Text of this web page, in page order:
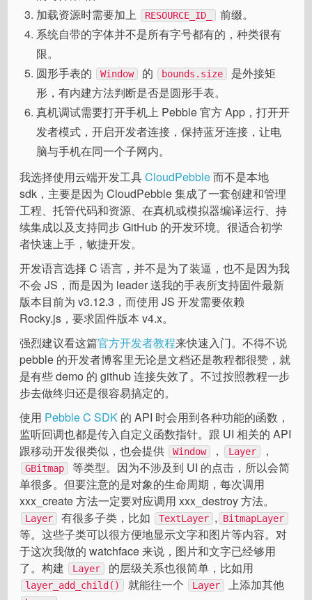
加载资源时需要加上
RESOURCE_ID_
前缀。
系统自带的字体并不是所有字号都有的，种类很有
限。
圆形手表的
Window 的 bounds.size
是外接矩
形，有内建方法判断是否是圆形手表。
真机调试需要打开手机上 Pebble 官方 App，打开开
发者模式，开启开发者连接，保持蓝牙连接，让电
脑与手机在同一个子网内。
我选择使用云端开发工具CloudPebble而不是本地
sdk，主要是因为 CloudPebble 集成了一套创建和管理
工程、托管代码和资源、在真机或模拟器编译运行、持
续集成以及支持同步 GitHub 的开发环境。很适合初学
者快速上手，敏捷开发。
开发语言选择 C 语言，并不是为了装逼，也不是因为我
不会 JS，而是因为 leader 送我的手表所支持固件最新
版本目前为 v3.12.3，而使用 JS 开发需要依赖
Rocky.js，要求固件版本 v4.x。
强烈建议看这篇官方开发者教程来快速入门。不得不说
pebble 的开发者博客里无论是文档还是教程都很赞，就
是有些 demo 的 github 连接失效了。不过按照教程一步
步去做终归还是很容易搞定的。
使用 Pebble C SDK 的 API 时会用到各种功能的函数，
监听回调也都是传入自定义函数指针。跟 UI 相关的 API
跟移动开发很类似，也会提供
Window ， Layer ，
GBitmap
等类型。因为不涉及到 UI 的点击，所以会简
单很多。但要注意的是对象的生命周期，每次调用
xxx_create 方法一定要对应调用 xxx_destroy 方法。
Layer 有很多子类，比如 TextLayer , BitmapLayer
等。这些子类可以很方便地显示文字和图片等内容。对
于这次我做的 watchface 来说，图片和文字已经够用
了。构建
Layer 的层级关系也很简单，比如用
layer_add_child() 就能往一个 Layer 上添加其他